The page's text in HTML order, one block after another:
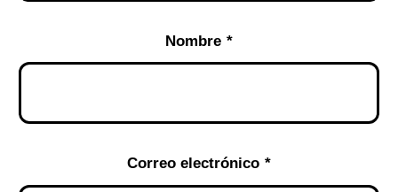
Nombre *
Correo electrónico *